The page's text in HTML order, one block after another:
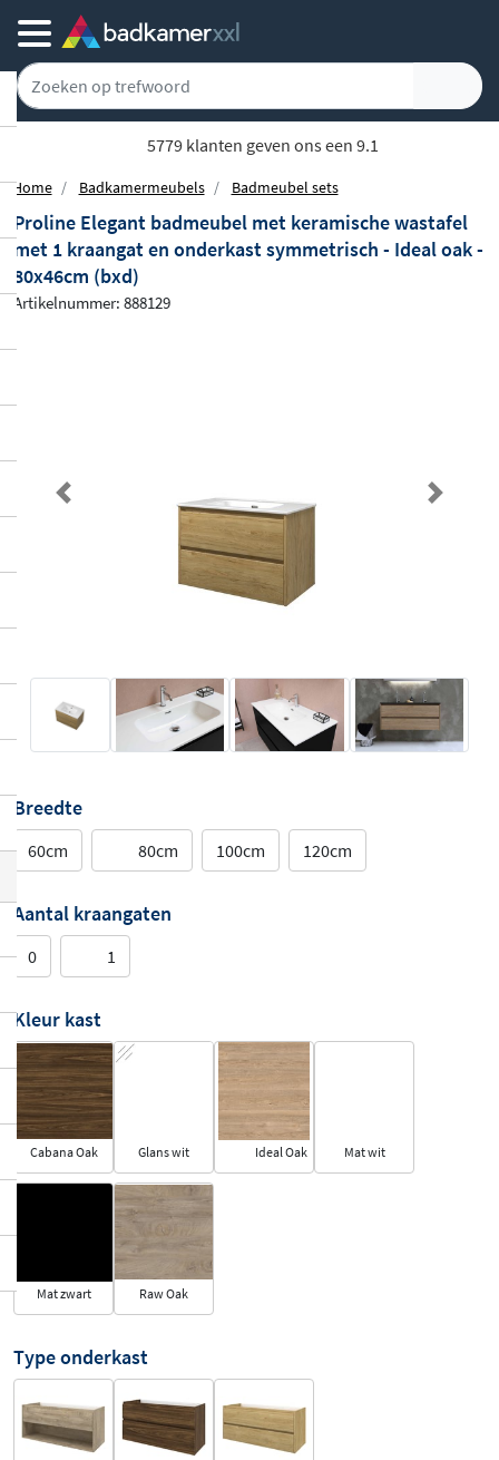
5779 klanten geven ons een 9.1
Home Badkamermeubels Badmeubel sets
Proline Elegant badmeubel met keramische wastafel
met 1 kraangat en onderkast symmetrisch - Ideal oak -
80x46cm (bxd)
Artikelnummer: 888129
Previous Next
Breedte
60cm 80cm 100cm 120cm
Aantal kraangaten
0 1
Kleur kast
Cabana Oak Glans wit Ideal Oak Mat wit
Mat zwart Raw Oak
Type onderkast